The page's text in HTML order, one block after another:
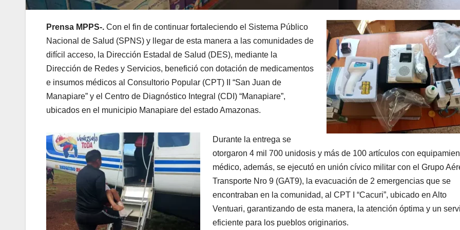
Prensa MPPS-. Con el fin de continuar fortaleciendo el Sistema Público
Nacional de Salud (SPNS) y llegar de esta manera a las comunidades de
difícil acceso, la Dirección Estadal de Salud (DES), mediante la
Dirección de Redes y Servicios, benefició con dotación de medicamentos
e insumos médicos al Consultorio Popular (CPT) II “San Juan de
Manapiare” y el Centro de Diagnóstico Integral (CDI) “Manapiare”,
ubicados en el municipio Manapiare del estado Amazonas.
Durante la entrega se
otorgaron 4 mil 700 unidosis y más de 100 artículos con
médico, además, se ejecutó en unión cívico militar con el Grupo
Transporte Nro 9 (GAT9), la evacuación de 2 emergencias que se
encontraban en la comunidad, al CPT I “Cacuri”, ubicado en Alto
Ventuari, garantizando de esta manera, la atención óptima y un
eficiente para los pueblos originarios.